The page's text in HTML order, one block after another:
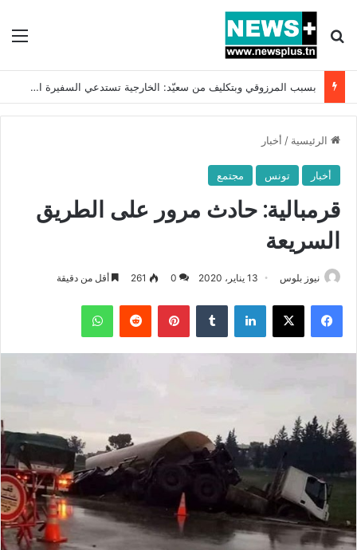
بحث عن
بسبب المرزوقي وبتكليف من سعيّد: الخارجية تستدعي السفيرة الفرنسية بتونس وتبلغها احتجاجا شديد اللهجة !!
الرئيسية / أخبار
أخبار تونس مجتمع
قرمبالية: حادث مرور على الطريق
السريعة
نيوز بلوس 13 يناير، 2020 0
261 أقل من دقيقة
فيسبوك X لينكدإن بينتيريست واتساب